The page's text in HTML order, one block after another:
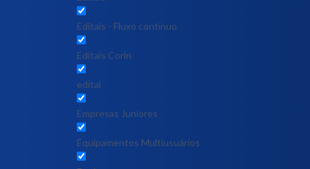
Editais - Fluxo contínuo
Editais Corin
edital
Empresas Juniores
Equipamentos Multiusuários